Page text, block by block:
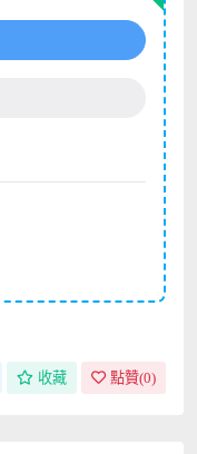
收藏 點贊(0)